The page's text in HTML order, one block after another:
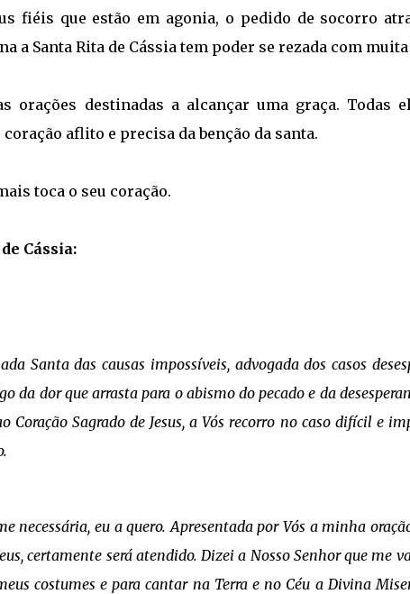
fiéis que estão em agonia, o pedido de socorro
a Santa Rita de Cássia tem poder se rezada com muita
orações destinadas a alcançar uma graça. Todas
aflito e precisa da benção da santa.
toca o seu coração.
Cássia:
Santa das causas impossíveis, advogada dos casos
da dor que arrasta para o abismo do pecado e da
Sagrado de Jesus, a Vós recorro no caso difícil e
necessária, eu a quero. Apresentada por Vós a minha
certamente será atendido. Dizei a Nosso Senhor que me
costumes e para cantar na Terra e no Céu a Divina